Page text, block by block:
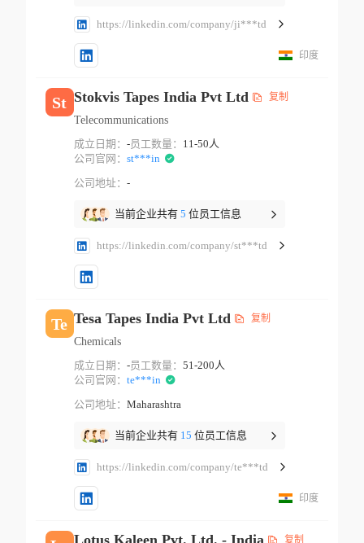
https://linkedin.com/company/ji***td
印度
St Stokvis Tapes India Pvt Ltd 复制
Telecommunications
成立日期： -员工数量： 11-50人
公司官网： st***in
公司地址： -
当前企业共有 5 位员工信息
https://linkedin.com/company/st***td
Te Tesa Tapes India Pvt Ltd 复制
Chemicals
成立日期： -员工数量： 51-200人
公司官网： te***in
公司地址： Maharashtra
当前企业共有 15 位员工信息
https://linkedin.com/company/te***td
印度
复制